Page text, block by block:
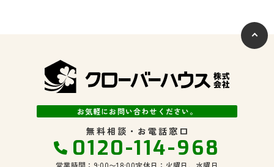
お気軽にお問い合わせください。
無料相談・お電話窓口
0120-114-968
営業時間：9:00〜18:00定休日：火曜日、水曜日